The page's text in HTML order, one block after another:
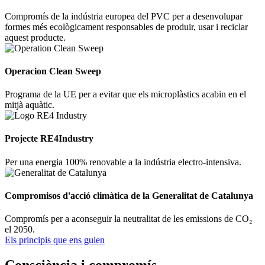
Compromís de la indústria europea del PVC per a desenvolupar
formes més ecològicament responsables de produir, usar i reciclar
aquest producte.
Operacion Clean Sweep
Programa de la UE per a evitar que els microplàstics acabin en el
mitjà aquàtic.
Projecte RE4Industry
Per una energia 100% renovable a la indústria electro-intensiva.
Compromisos d'acció climàtica de la Generalitat de Catalunya
Compromís per a aconseguir la neutralitat de les emissions de CO₂
el 2050.
Els principis que ens guien